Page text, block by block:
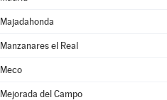
Majadahonda
Manzanares el Real
Meco
Mejorada del Campo